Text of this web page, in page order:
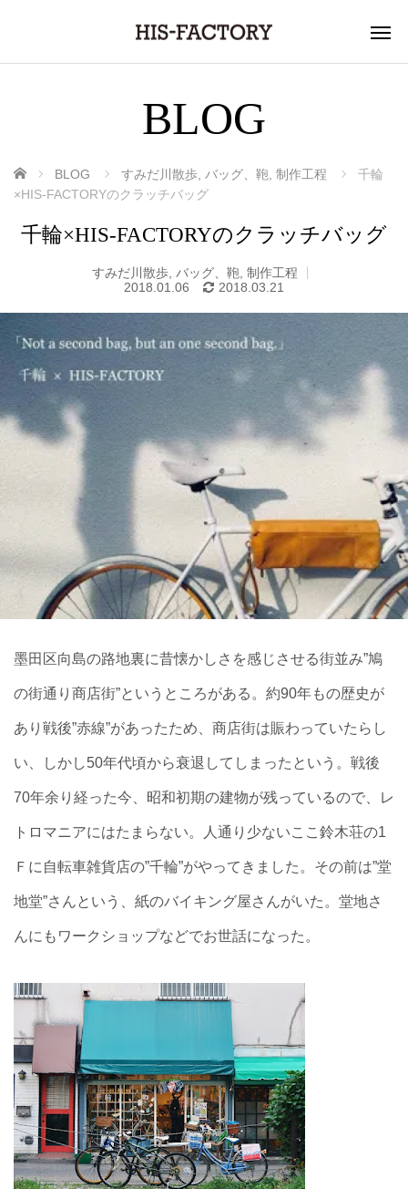
BLOG
ホーム BLOG すみだ川散歩 バッグ、鞄 制作工程
千輪
×HIS-FACTORYのクラッチバッグ
千輪×HIS-FACTORYのクラッチバッグ
すみだ川散歩, バッグ、鞄 制作工程
2018.01.06
2018.03.21
墨田区向島の路地裏に昔懐かしさを感じさせる街並み”鳩
の街通り商店街”というところがある。約90年もの歴史が
あり戦後”赤線”があったため、商店街は賑わっていたらし
い、しかし50年代頃から衰退してしまったという。戦後
70年余り経った今、昭和初期の建物が残っているので、レ
トロマニアにはたまらない。人通り少ないここ鈴木荘の1
Ｆに自転車雑貨店の”千輪”がやってきました。その前は”堂
地堂”さんという、紙のバイキング屋さんがいた。堂地さ
んにもワークショップなどでお世話になった。